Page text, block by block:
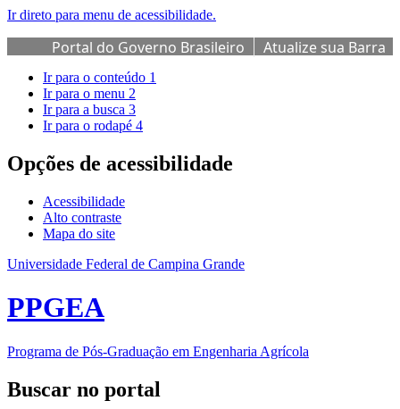
Ir direto para menu de acessibilidade.
Portal do Governo Brasileiro
Atualize sua Barra
de Governo
Ir para o conteúdo 1
Ir para o menu 2
Ir para a busca 3
Ir para o rodapé 4
Opções de acessibilidade
Acessibilidade
Alto contraste
Mapa do site
Universidade Federal de Campina Grande
PPGEA
Programa de Pós-Graduação em Engenharia Agrícola
Buscar no portal